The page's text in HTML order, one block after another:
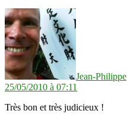
Jean-Philippe
25/05/2010 à 07:11
Très bon et très judicieux !